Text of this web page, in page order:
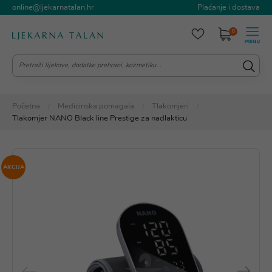
online@ljekarnatalan.hr Plaćanje i dostava
0
Početna Medicinska pomagala
Tlakomjeri
Tlakomjer NANO Black line Prestige za nadlakticu
AKCIJA